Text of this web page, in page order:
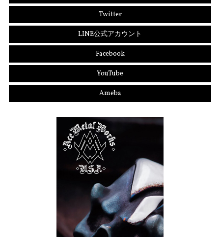
Twitter
LINE公式アカウント
Facebook
YouTube
Ameba